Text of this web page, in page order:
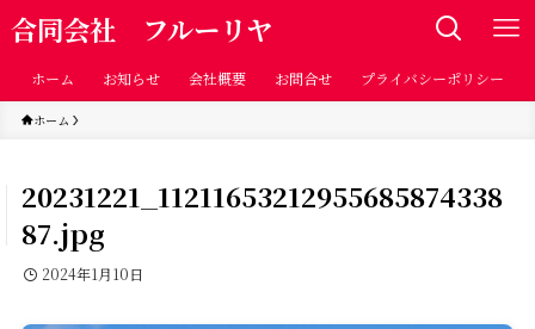
合同会社 フルーリヤ
ホーム お知らせ 会社概要 お問合せ プライバシーポリシー
ホーム
20231221_11211653212955685874338
87.jpg
2024年1月10日